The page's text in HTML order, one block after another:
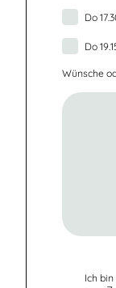
Do
Do
Wünsche
Ich